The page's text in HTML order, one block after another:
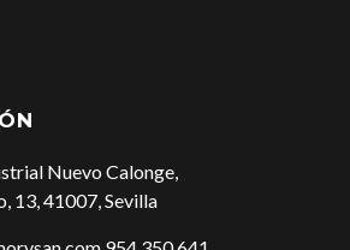
Nuevo Calonge,
13, 41007, Sevilla